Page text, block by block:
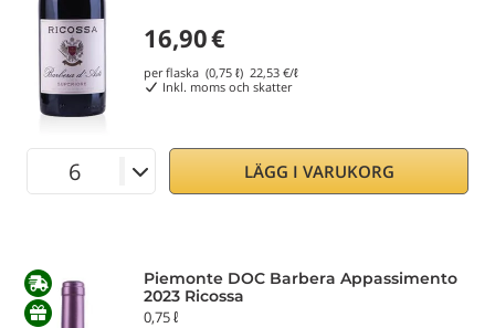
16,90€
per flaska (0,75 ℓ) 22,53 €/ℓ
Inkl. moms och skatter
LÄGG I VARUKORG
Piemonte DOC Barbera Appassimento
2023 Ricossa
0,75 ℓ